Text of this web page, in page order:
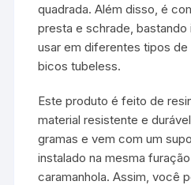
quadrada. Além disso, é
presta e schrade,
usar em diferentes tipos
bicos tubeless.
Este produto é feito de
material resistente e
gramas e vem com um
instalado na mesma
caramanhola. Assim, você